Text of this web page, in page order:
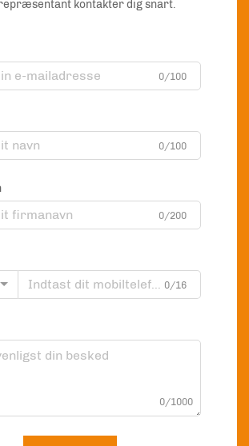
kontakter dig snart.
0/100
0/100
0/200
0/16
0/1000